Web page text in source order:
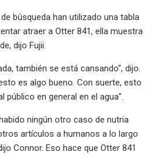
búsqueda han utilizado una tabla
atraer a Otter 841, ella muestra
dijo Fujii.
también se está cansando", dijo.
es algo bueno. Con suerte, esto
público en general en el agua".
ningún otro caso de nutria
artículos a humanos a lo largo
Connor. Eso hace que Otter 841